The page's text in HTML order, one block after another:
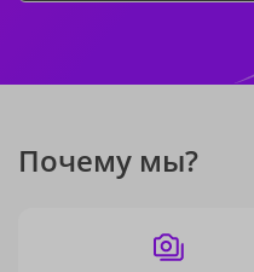
Почему мы?